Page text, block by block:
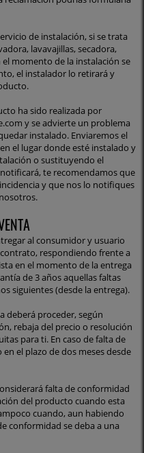
de instalación, si se trata
lavavajillas, secadora,
momento de la instalación se
el instalador lo retirará y
ha sido realizada por
y se advierte un problema
instalado. Enviaremos el
el lugar donde esté instalado y
o sustituyendo el
te recomendamos que
y que nos lo notifiques
al consumidor y usuario
respondiendo frente a
en el momento de la entrega
de 3 años aquellas faltas
siguientes (desde la entrega).
deberá proceder, según
rebaja del precio o resolución
para ti. En caso de falta de
el plazo de dos meses desde
falta de conformidad
del producto cuando esta
cuando, aun habiendo
conformidad se deba a una